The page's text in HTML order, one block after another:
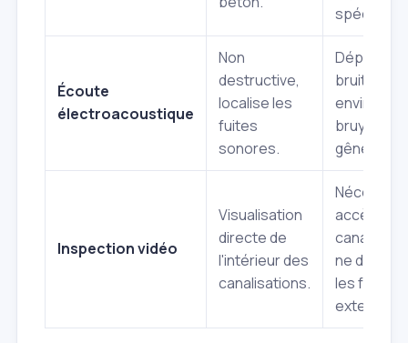
Écoute
électroacoustique
Non
destructive,
localise les
fuites
sonores.
Dépend du
bruit de la
bruyant
gêner.
Inspection vidéo
Visualisation
directe de
l'intérieur des
canalisations.
Nécessite
accès aux
ne
les fuites
externes.